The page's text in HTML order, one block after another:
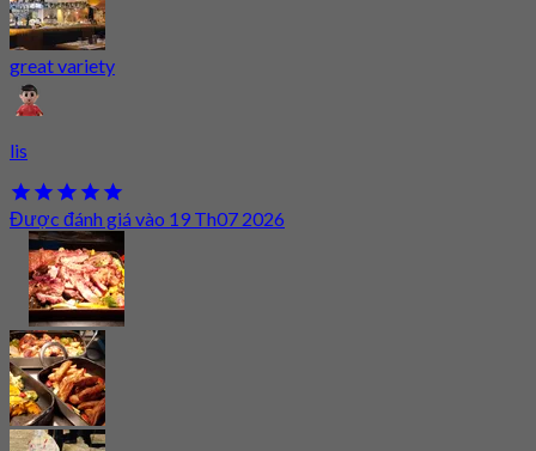
great variety
lis
Được đánh giá vào 19 Th07 2026